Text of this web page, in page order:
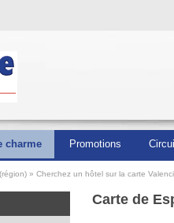
charme Promotions
Cherchez un hôtel sur la carte
Carte de